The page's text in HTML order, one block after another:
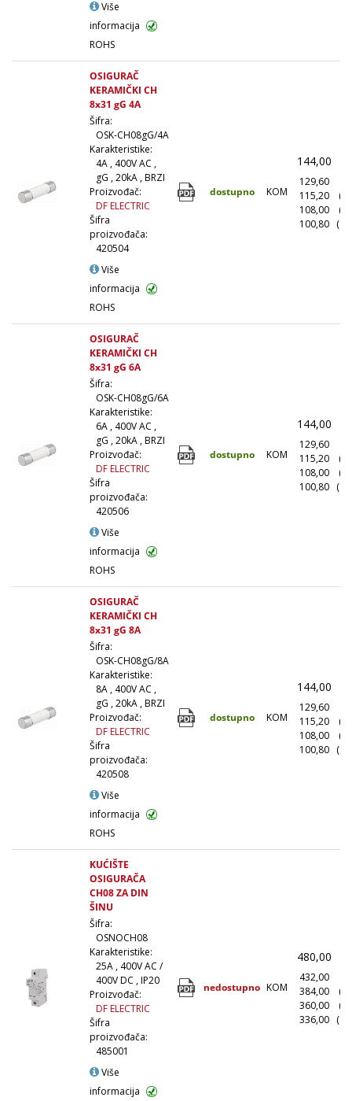
Više
informacija
ROHS
OSIGURAČ
KERAMIČKI CH
8x31 gG 4A
Šifra:
OSK-CH08gG/4A
Karakteristike:
4A , 400V AC ,
gG , 20kA , BRZI
Proizvođač:
DF ELECTRIC
Šifra
proizvođača:
420504
Više
informacija
ROHS
dostupno KOM
144,00
129,60
115,20
108,00
100,80
OSIGURAČ
KERAMIČKI CH
8x31 gG 6A
Šifra:
OSK-CH08gG/6A
Karakteristike:
6A , 400V AC ,
gG , 20kA , BRZI
Proizvođač:
DF ELECTRIC
Šifra
proizvođača:
420506
Više
informacija
ROHS
dostupno KOM
144,00
129,60
115,20
108,00
100,80
OSIGURAČ
KERAMIČKI CH
8x31 gG 8A
Šifra:
OSK-CH08gG/8A
Karakteristike:
8A , 400V AC ,
gG , 20kA , BRZI
Proizvođač:
DF ELECTRIC
Šifra
proizvođača:
420508
Više
informacija
ROHS
dostupno KOM
144,00
129,60
115,20
108,00
100,80
KUĆIŠTE
OSIGURAČA
CH08 ZA DIN
ŠINU
Šifra:
OSNOCH08
Karakteristike:
25A , 400V AC /
400V DC , IP20
Proizvođač:
DF ELECTRIC
Šifra
proizvođača:
485001
Više
informacija
nedostupno KOM
480,00
432,00
384,00
360,00
336,00